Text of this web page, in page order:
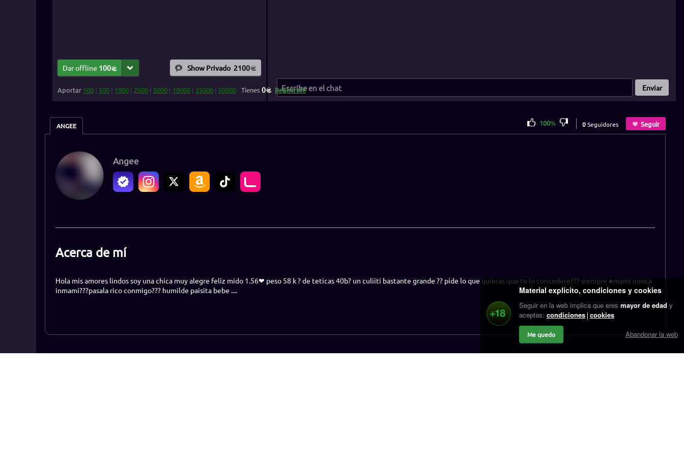
Material explícito, condiciones y cookies
Seguir en la web implica que eres mayor de edad y
aceptas: condiciones cookies
Me quedo Abandonar la web
Dar offline 100 Show Privado 2100
Aportar 100 | 500 | 1000 | 2500 | 5000 | 10000 | 25000 | 50000 Tienes0 Regístrate Enviar
ANGEE 100% 0Seguidores Seguir
Angee
Acerca de mí
Hola mis amores lindos soy una chica muy alegre feliz mido 1.56❤ peso 58 k ? de teticas 40b? un culiiti bastante grande ?? pide lo que quieras que te lo concedere??? siempre ♣mami nunca
inmami???pasala rico conmigo??? humilde paisita bebe ....